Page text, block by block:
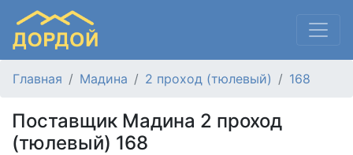
Главная Мадина 2 проход (тюлевый) 168
Поставщик Мадина 2 проход
(тюлевый) 168